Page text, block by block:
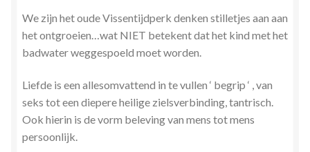
Priesteressen van Isis- Hal der Zuilen
Privacybeleid
Stress en Burn-out Coaching
We zijn het oude Vissentijdperk denken stilletjes aan aan
het ontgroeien…wat NIET betekent dat het kind met het
badwater weggespoeld moet worden.
Liefde is een allesomvattend in te vullen ‘ begrip ‘ , van
seks tot een diepere heilige zielsverbinding, tantrisch.
Ook hierin is de vorm beleving van mens tot mens
persoonlijk.